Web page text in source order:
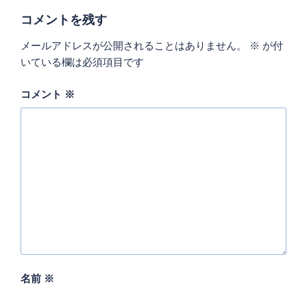
コメントを残す
メールアドレスが公開されることはありません。 ※ が付
いている欄は必須項目です
コメント ※
名前 ※